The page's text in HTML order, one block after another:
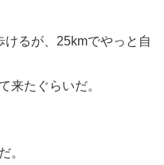
るが、25kmでやっと自
来たぐらいだ。
。